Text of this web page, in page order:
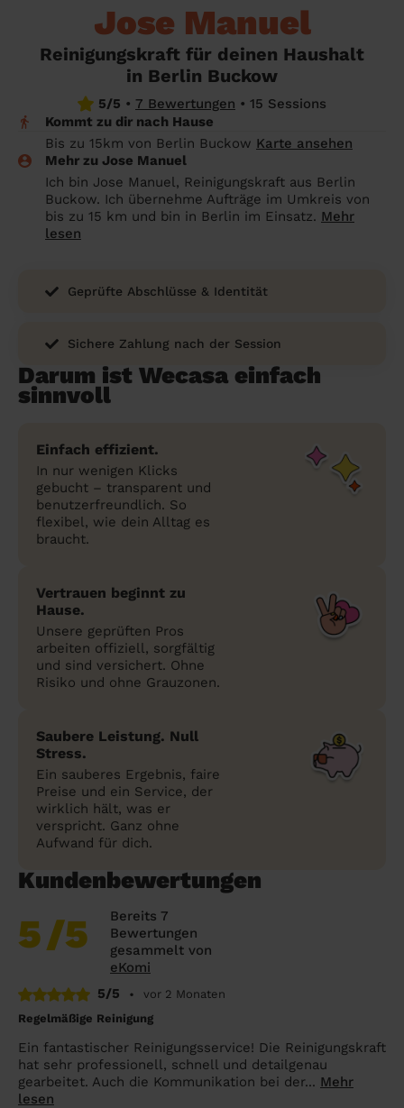
Jose Manuel
Reinigungskraft für deinen Haushalt
in Berlin Buckow
5/5 • 7 Bewertungen • 15 Sessions
Kommt zu dir nach Hause
Bis zu 15km von Berlin Buckow Karte ansehen
Mehr zu Jose Manuel
Ich bin Jose Manuel, Reinigungskraft aus Berlin
Buckow. Ich übernehme Aufträge im Umkreis von
bis zu 15 km und bin in Berlin im Einsatz. Mehr
lesen
Geprüfte Abschlüsse & Identität
Sichere Zahlung nach der Session
Darum ist Wecasa einfach
sinnvoll
Einfach effizient.
In nur wenigen Klicks
gebucht – transparent und
benutzerfreundlich. So
flexibel, wie dein Alltag es
braucht.
Vertrauen beginnt zu
Hause.
Unsere geprüften Pros
arbeiten offiziell, sorgfältig
und sind versichert. Ohne
Risiko und ohne Grauzonen.
Saubere Leistung. Null
Stress.
Ein sauberes Ergebnis, faire
Preise und ein Service, der
wirklich hält, was er
verspricht. Ganz ohne
Aufwand für dich.
Kundenbewertungen
5/5
Bereits 7
Bewertungen
gesammelt von
eKomi
5/5
•
vor 2 Monaten
Regelmäßige Reinigung
Ein fantastischer Reinigungsservice! Die Reinigungskraft
hat sehr professionell, schnell und detailgenau
gearbeitet. Auch die Kommunikation bei der... Mehr
lesen
Überall in Deutschland
Städte
Wuppertal
Oberhausen
Hagen
Hamm
Die Regionen
Unsere Artikel haushaltshilfe
Endreinigung Ferienwohnung: Was du
wissen solltest
Haushaltshilfe anmelden: Lohnt es sich?
Putzfrau Stundenlohn 2026: Was kostet
eine Reinigungskraft wirklich?
Was verdient eine Putzfrau schwarz -
Kosten, Risiken und warum sich legale
Alternativen mehr lohnen